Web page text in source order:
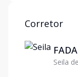
Corretor
Seila